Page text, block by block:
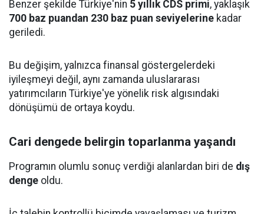
Benzer şekilde Türkiye'nin 5 yıllık CDS primi, yaklaşık
700 baz puandan 230 baz puan seviyelerine kadar
geriledi.
Bu değişim, yalnızca finansal göstergelerdeki
iyileşmeyi değil, aynı zamanda uluslararası
yatırımcıların Türkiye'ye yönelik risk algısındaki
dönüşümü de ortaya koydu.
Cari dengede belirgin toparlanma yaşandı
Programın olumlu sonuç verdiği alanlardan biri de dış
denge oldu.